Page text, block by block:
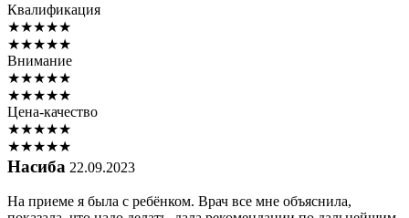
Квалификация
★★★★★
★★★★★
Внимание
★★★★★
★★★★★
Цена-качество
★★★★★
★★★★★
Насиба 22.09.2023
На приеме я была с ребёнком. Врач все мне объяснила,